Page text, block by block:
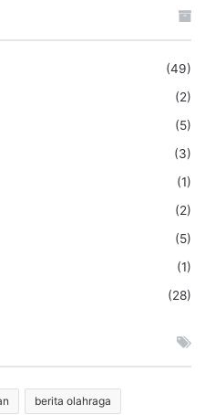
(49)
(2)
(5)
(3)
(1)
(2)
(5)
(1)
(28)
berita olahraga